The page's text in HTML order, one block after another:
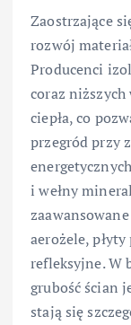
Zaostrzające
rozwój
Producenci
coraz niższych
ciepła, co
przegród przy
i wełny
aerożele,
refleksyjne. W
grubość ścian
stają się